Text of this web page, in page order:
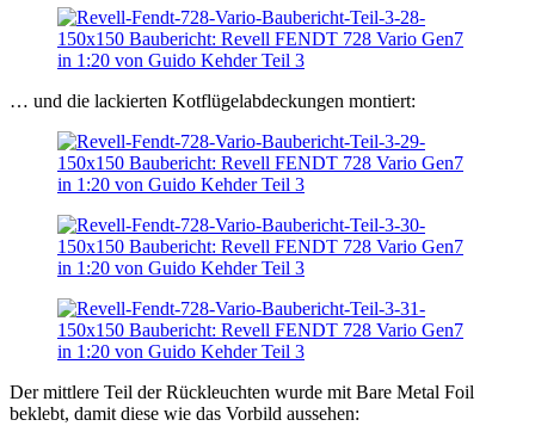
… und die lackierten Kotflügelabdeckungen montiert:
Der mittlere Teil der Rückleuchten wurde mit Bare Metal Foil
beklebt, damit diese wie das Vorbild aussehen: